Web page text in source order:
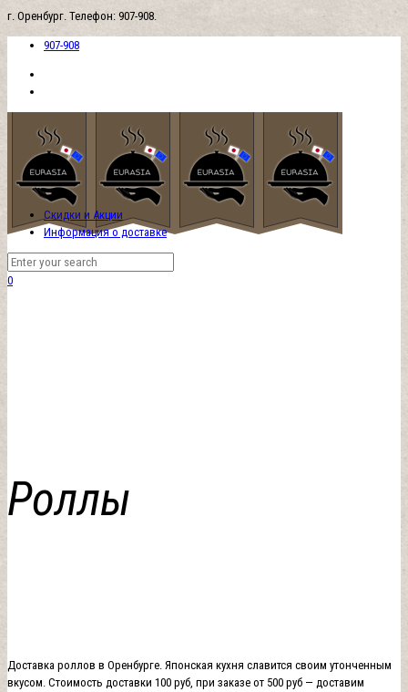
г. Оренбург. Телефон: 907-908.
907-908
Скидки и Акции
Информация о доставке
0
Роллы
Доставка роллов в Оренбурге. Японская кухня славится своим утонченным
вкусом. Стоимость доставки 100 руб, при заказе от 500 руб — доставим